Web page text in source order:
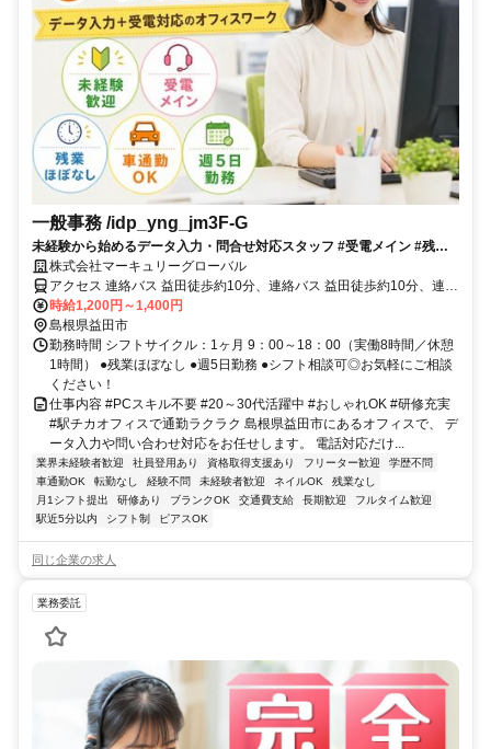
一般事務 /idp_yng_jm3F-G
未経験から始めるデータ入力・問合せ対応スタッフ #受電メイン #残業
ほぼなし #服装・髪色・ネイル自由
株式会社マーキュリーグローバル
アクセス 連絡バス 益田徒歩約10分、連絡バス 益田徒歩約10分、連絡
バス 益田徒歩約10分 【電車】ＪＲ山陰本線 益田駅より徒歩約2分
時給1,200円～1,400円
島根県益田市
勤務時間 シフトサイクル：1ヶ月 9：00～18：00（実働8時間／休憩
1時間） ●残業ほぼなし ●週5日勤務 ●シフト相談可◎お気軽にご相談
ください！
仕事内容 #PCスキル不要 #20～30代活躍中 #おしゃれOK #研修充実
#駅チカオフィスで通勤ラクラク 島根県益田市にあるオフィスで、 デ
ータ入力や問い合わせ対応をお任せします。 電話対応だけ...
業界未経験者歓迎 社員登用あり 資格取得支援あり フリーター歓迎
学歴不問
車通勤OK
転勤なし 経験不問 未経験者歓迎 ネイルOK
残業なし
月1シフト提出
研修あり ブランクOK 交通費支給 長期歓迎
フルタイム歓迎
駅近5分以内
シフト制 ピアスOK
同じ企業の求人
業務委託